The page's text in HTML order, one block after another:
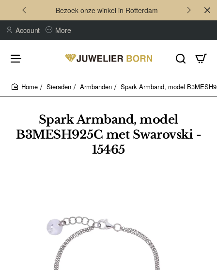
Bezoek onze winkel in Rotterdam
Account More
Spark Armband, model
B3MESH925C met Swarovski -
15465
Sieraden Armbanden Spark Armband, model